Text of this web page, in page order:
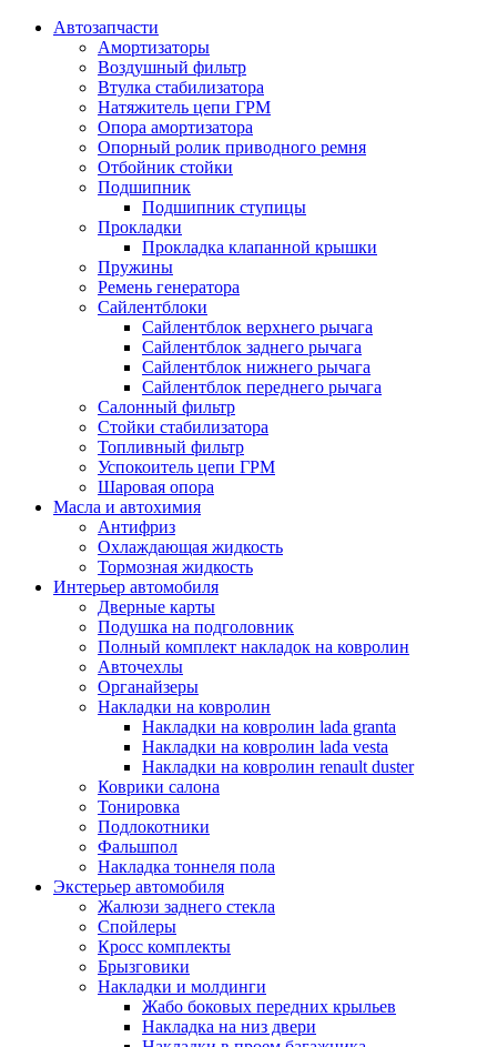
Автозапчасти
Амортизаторы
Воздушный фильтр
Втулка стабилизатора
Натяжитель цепи ГРМ
Опора амортизатора
Опорный ролик приводного ремня
Отбойник стойки
Подшипник
Подшипник ступицы
Прокладки
Прокладка клапанной крышки
Пружины
Ремень генератора
Сайлентблоки
Сайлентблок верхнего рычага
Сайлентблок заднего рычага
Сайлентблок нижнего рычага
Сайлентблок переднего рычага
Салонный фильтр
Стойки стабилизатора
Топливный фильтр
Успокоитель цепи ГРМ
Шаровая опора
Масла и автохимия
Антифриз
Охлаждающая жидкость
Тормозная жидкость
Интерьер автомобиля
Дверные карты
Подушка на подголовник
Полный комплект накладок на ковролин
Авточехлы
Органайзеры
Накладки на ковролин
Накладки на ковролин lada granta
Накладки на ковролин lada vesta
Накладки на ковролин renault duster
Коврики салона
Тонировка
Подлокотники
Фальшпол
Накладка тоннеля пола
Экстерьер автомобиля
Жалюзи заднего стекла
Спойлеры
Кросс комплекты
Брызговики
Накладки и молдинги
Жабо боковых передних крыльев
Накладка на низ двери